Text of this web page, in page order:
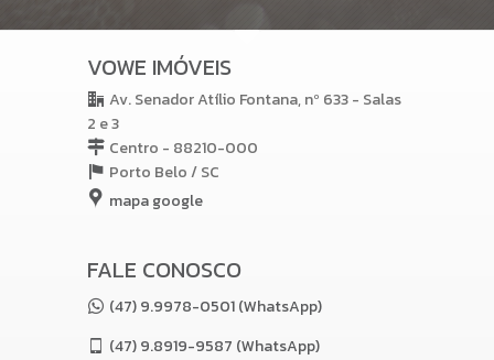
Acessibilidade para PNE
HidromassagemVOWE IMÓVEIS
Av. Senador Atílio Fontana, nº 633 - Salas
2 e 3
Centro - 88210-000
Porto Belo /SC
mapa google
FALE CONOSCO
(47) 9.9978-0501 (WhatsApp)
(47)9.8919-9587 (WhatsApp)